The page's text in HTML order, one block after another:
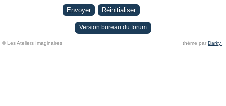
Version bureau du forum
© Les Ateliers Imaginaires thème par Darky